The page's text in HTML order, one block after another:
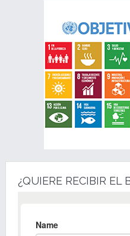
¿QUIERE RECIBIR EL